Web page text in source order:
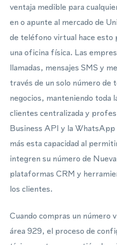
ventaja medible para
en o apunte al mercado de
de teléfono virtual hace esto
una oficina física. Las
llamadas, mensajes SMS y
través de un solo número de
negocios, manteniendo toda
clientes centralizada y
Business API y la
más esta capacidad al
integren su número de
plataformas CRM y
los clientes.
Cuando compras un número
área 929, el proceso de